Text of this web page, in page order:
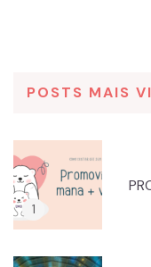
POSTS MAIS